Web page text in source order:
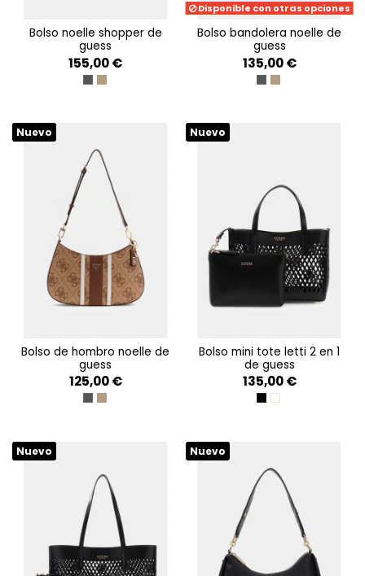
bolso noelle shopper de
guess
155,00 €
COAL LOGO
LATTE LOGO/BROWN
Disponible con otras opciones
bolso bandolera noelle de
guess
135,00 €
COAL LOGO
LATTE LOGO/
Nuevo
bolso de hombro noelle de
guess
125,00 €
COAL LOGO
LATTE LOGO/BROWN
Nuevo
bolso mini tote letti 2 en 1
de guess
135,00 €
BLACKOFF WHITE
Nuevo Nuevo